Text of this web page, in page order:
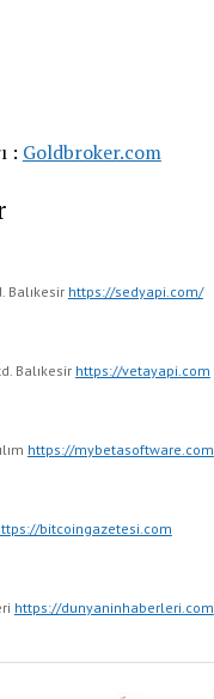
: Goldbroker.com
Balıkesir https://sedyapi.com/
Balıkesir https://vetayapi.com
https://mybetasoftware.com
bitcoingazetesi.com
https://dunyaninhaberleri.com